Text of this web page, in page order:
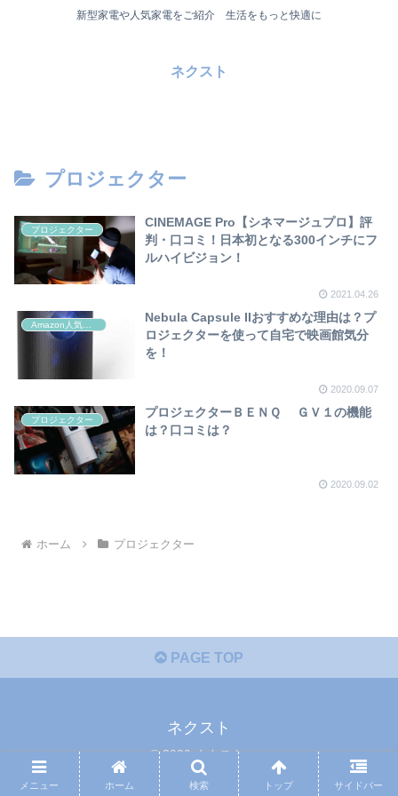
新型家電や人気家電をご紹介 生活をもっと快適に
ネクスト
プロジェクター
プロジェクター
CINEMAGE Pro【シネマージュプロ】評
判・口コミ！日本初となる300インチにフ
ルハイビジョン！
2021.04.26
Nebula Capsule IIおすすめな理由は？プ
ロジェクターを使って自宅で映画館気分
を！
2020.09.07
プロジェクター
プロジェクターＢＥＮＱ ＧＶ１の機能
は？口コミは？
2020.09.02
ホーム プロジェクター
PAGE TOP
ネクスト
© 2020 ネクスト.
メニュー ホーム 検索 トップ サイドバー